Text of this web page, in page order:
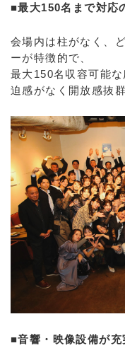
■最大150名まで対応
会場内は柱がなく、
ーが特徴的で、
最大150名収容可能
迫感がなく開放感抜群
■音響・映像設備が充